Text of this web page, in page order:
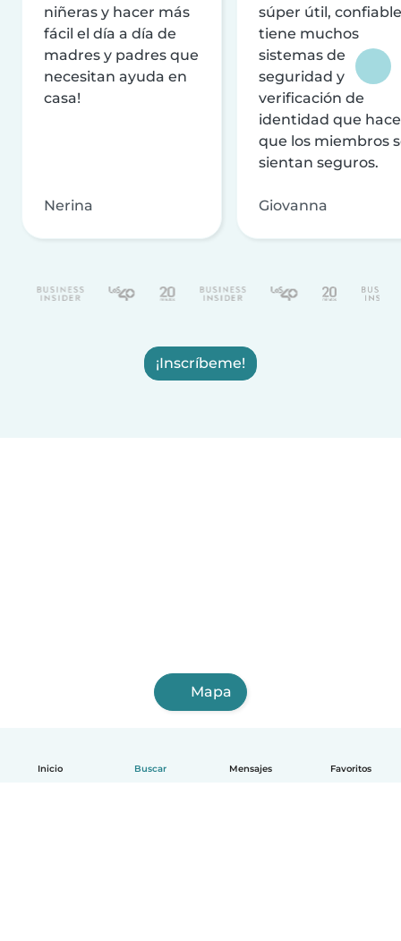
Inicio Buscar Mensajes Favoritos
niñeras y hacer más
fácil el día a día de
madres y padres que
necesitan ayuda en
casa!
Nerina
súper útil,
tiene muchos
sistemas de
seguridad y
verificación de
identidad que
que los miembros
sientan seguros.
Giovanna
¡Inscríbeme!
Mapa